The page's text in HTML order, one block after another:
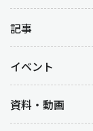
記事
イベント
資料・動画